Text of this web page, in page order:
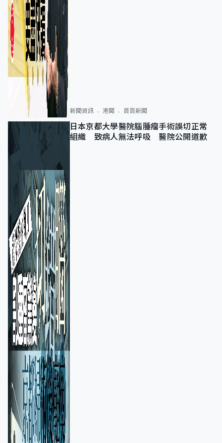
新聞資訊 港聞 首頁新聞
日本京都大學醫院腦腫瘤手術誤切正常
組織 致病人無法呼吸 醫院公開道歉